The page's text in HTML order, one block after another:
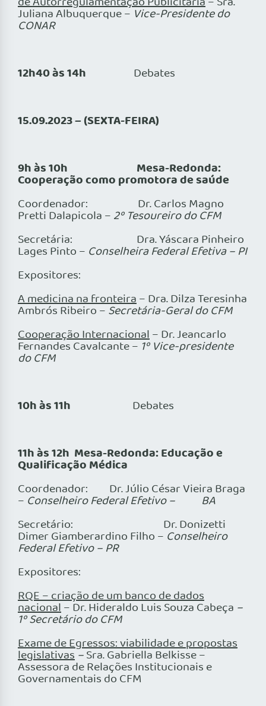
Juliana Albuquerque – Vice-Presidente do
CONAR
12h40 às 14h Debates
15.09.2023 – (SEXTA-FEIRA)
9h às 10h Mesa-Redonda:
Cooperação como promotora de saúde
Coordenador: Dr. Carlos Magno
Pretti Dalapicola – 2º Tesoureiro do CFM
Secretária: Dra. Yáscara Pinheiro
Lages Pinto – Conselheira Federal Efetiva – PI
Expositores:
A medicina na fronteira– Dra. Dilza Teresinha
Ambrós Ribeiro – Secretária-Geral do CFM
Cooperação Internacional– Dr. Jeancarlo
Fernandes Cavalcante – 1º Vice-presidente
do CFM
10h às 11h Debates
11h às 12h Mesa-Redonda: Educação e
Qualificação Médica
Coordenador: Dr. Júlio César Vieira Braga
– Conselheiro Federal Efetivo – BA
Secretário: Dr. Donizetti
Dimer Giamberardino Filho – Conselheiro
Federal Efetivo – PR
Expositores:
RQE – criação de um banco de dados
nacional– Dr. Hideraldo Luis Souza Cabeça –
1º Secretário do CFM
Exame de Egressos: viabilidade e propostas
legislativas –Sra. Gabriella Belkisse –
Assessora de Relações Institucionais e
Governamentais do CFM